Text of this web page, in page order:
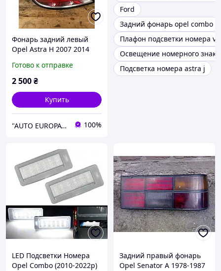
Фонарь задний левый
Opel Astra H 2007 2014
сигнал поворот без ламп
Готово к отправке
2 500₴
Купить
"AUTO EUROPA" — автозапчасти из Италии для Renault, Peugeot, Fiat, Citroën 100%
Ford
Задний фонарь opel combo
Плафон подсветки номера
Освещение номерного
Подсветка номера astra j
LED Подсветки Номера
Opel Combo (2010-2022р)
Задний правый фонарь
Opel Senator A 1978-1987